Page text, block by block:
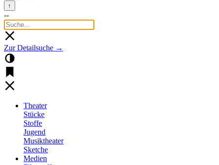
↑
--
Zur Detailsuche →
Theater
Stücke
Stoffe
Jugend
Musiktheater
Sketche
Medien